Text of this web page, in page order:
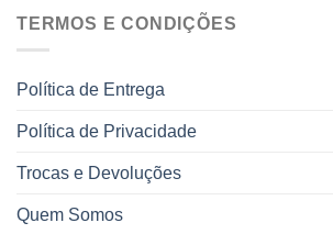
TERMOS E CONDIÇÕES
Política de Entrega
Política de Privacidade
Trocas e Devoluções
Quem Somos